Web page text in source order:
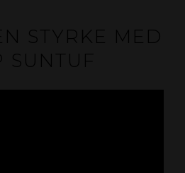
STYRKE MED
SUNTUF